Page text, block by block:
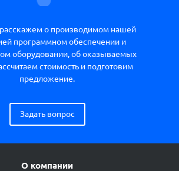
о производимом нашей
программном обеспечении и
оборудовании, об оказываемых
стоимость и подготовим
предложение.
Задать вопрос
О компании